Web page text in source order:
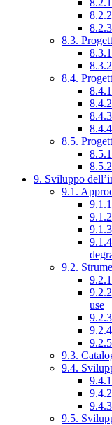
8.3.
8.4.
8.5.
9. Sviluppo
9.1.
9.2.
use
9.3.
9.4.
9.5.